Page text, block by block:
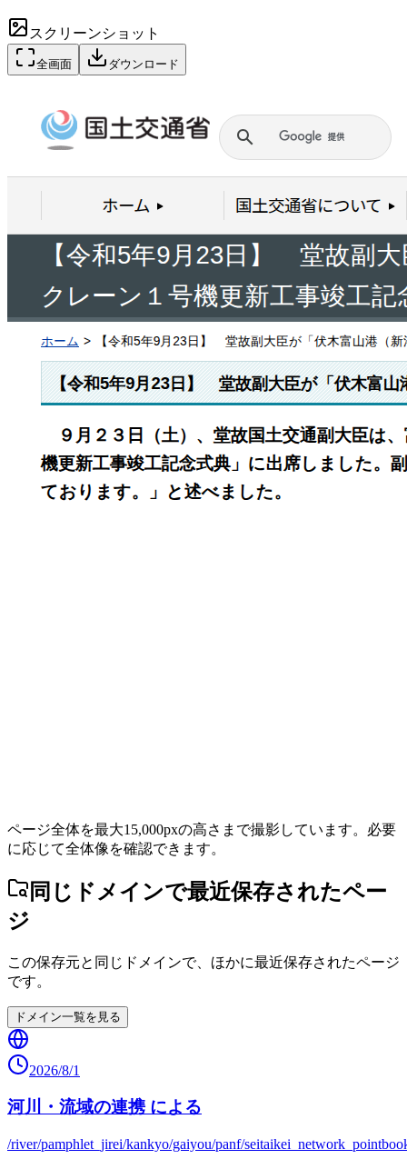
スクリーンショット
全画面 ダウンロード
ページ全体を最大15,000pxの高さまで撮影しています。必要
に応じて全体像を確認できます。
同じドメインで最近保存されたペー
ジ
この保存元と同じドメインで、ほかに最近保存されたページ
です。
ドメイン一覧を見る
2026/8/1
河川・流域の連携 による
/river/pamphlet_jirei/kankyo/gaiyou/panf/